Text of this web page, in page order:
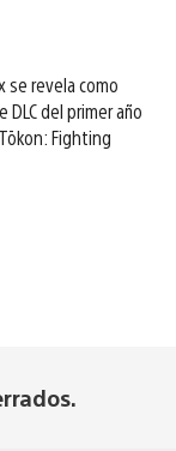
se revela como
DLC del primer año
Fighting